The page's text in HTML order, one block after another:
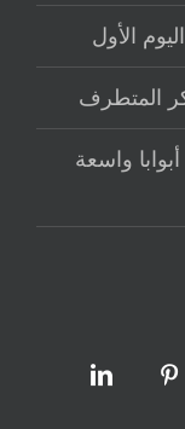
المتطرف
واسعة